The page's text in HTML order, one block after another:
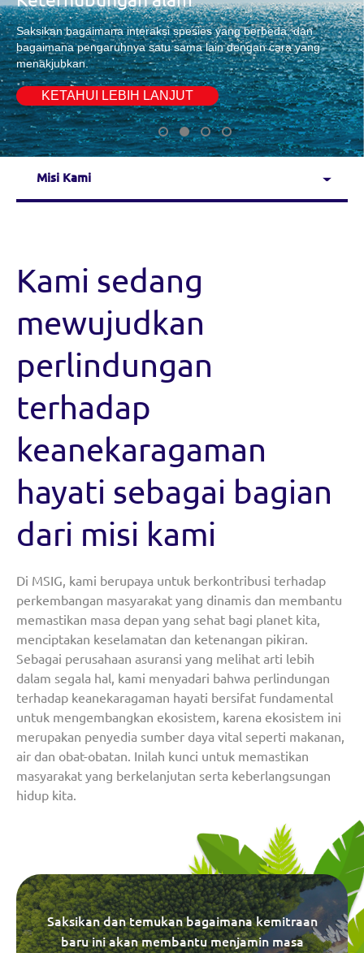
hayati?
Apa yang telah kita pelajari, mengapa ini penting,
dan bagaimana kondisinya di bawah ancaman.
KETAHUI LEBIH LANJUT
Misi Kami
Kami sedang
mewujudkan
perlindungan
terhadap
keanekaragaman
hayati sebagai bagian
dari misi kami
Di MSIG, kami berupaya untuk berkontribusi terhadap
perkembangan masyarakat yang dinamis dan membantu
memastikan masa depan yang sehat bagi planet kita,
menciptakan keselamatan dan ketenangan pikiran.
Sebagai perusahaan asuransi yang melihat arti lebih
dalam segala hal, kami menyadari bahwa perlindungan
terhadap keanekaragaman hayati bersifat fundamental
untuk mengembangkan ekosistem, karena ekosistem ini
merupakan penyedia sumber daya vital seperti makanan,
air dan obat-obatan. Inilah kunci untuk memastikan
masyarakat yang berkelanjutan serta keberlangsungan
hidup kita.
Saksikan dan temukan bagaimana kemitraan
baru ini akan membantu menjamin masa